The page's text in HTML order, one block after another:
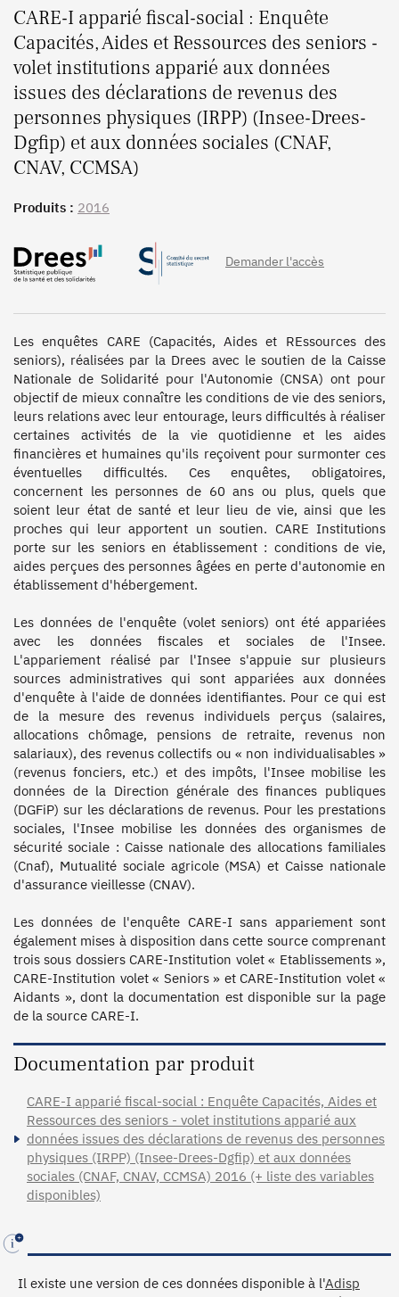
CARE-I apparié fiscal-social : Enquête
Capacités, Aides et Ressources des seniors -
volet institutions apparié aux données
issues des déclarations de revenus des
personnes physiques (IRPP) (Insee-Drees-
Dgfip) et aux données sociales (CNAF,
CNAV, CCMSA)
Produits : 2016
Demander l'accès
Les enquêtes CARE (Capacités, Aides et REssources des
seniors), réalisées par la Drees avec le soutien de la Caisse
Nationale de Solidarité pour l'Autonomie (CNSA) ont pour
objectif de mieux connaître les conditions de vie des seniors,
leurs relations avec leur entourage, leurs difficultés à réaliser
certaines activités de la vie quotidienne et les aides
financières et humaines qu'ils reçoivent pour surmonter ces
éventuelles difficultés. Ces enquêtes, obligatoires,
concernent les personnes de 60 ans ou plus, quels que
soient leur état de santé et leur lieu de vie, ainsi que les
proches qui leur apportent un soutien. CARE Institutions
porte sur les seniors en établissement : conditions de vie,
aides perçues des personnes âgées en perte d'autonomie en
établissement d'hébergement.
Les données de l'enquête (volet seniors) ont été appariées
avec les données fiscales et sociales de l'Insee.
L'appariement réalisé par l'Insee s'appuie sur plusieurs
sources administratives qui sont appariées aux données
d'enquête à l'aide de données identifiantes. Pour ce qui est
de la mesure des revenus individuels perçus (salaires,
allocations chômage, pensions de retraite, revenus non
salariaux), des revenus collectifs ou « non individualisables »
(revenus fonciers, etc.) et des impôts, l'Insee mobilise les
données de la Direction générale des finances publiques
(DGFiP) sur les déclarations de revenus. Pour les prestations
sociales, l'Insee mobilise les données des organismes de
sécurité sociale : Caisse nationale des allocations familiales
(Cnaf), Mutualité sociale agricole (MSA) et Caisse nationale
d'assurance vieillesse (CNAV).
Les données de l'enquête CARE-I sans appariement sont
également mises à disposition dans cette source comprenant
trois sous dossiers CARE-Institution volet « Etablissements »,
CARE-Institution volet « Seniors » et CARE-Institution volet «
Aidants », dont la documentation est disponible sur la page
de la source CARE-I.
Documentation par produit
CARE-I apparié fiscal-social : Enquête Capacités, Aides et
Ressources des seniors - volet institutions apparié aux
données issues des déclarations de revenus des personnes
physiques (IRPP) (Insee-Drees-Dgfip) et aux données
sociales (CNAF, CNAV, CCMSA) 2016 (+ liste des variables
disponibles)
Il existe une version de ces données disponible à l'Adisp